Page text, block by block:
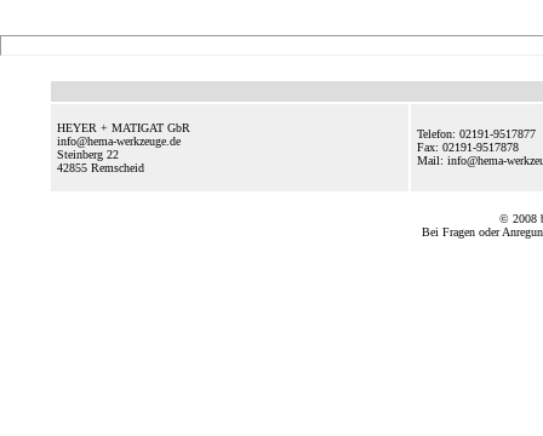
HEYER + MATIGAT GbR
info@hema-werkzeuge.de
Steinberg 22
42855 Remscheid
Telefon: 02191-9517877
Fax: 02191-9517878
Mail: info@hema-
© 2008
Bei Fragen oder